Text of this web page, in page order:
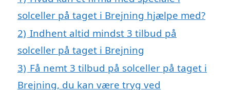
solceller på taget i Brejning hjælpe med?
2) Indhent altid mindst 3 tilbud på
solceller på taget i Brejning
3) Få nemt 3 tilbud på solceller på taget i
Brejning, du kan være tryg ved